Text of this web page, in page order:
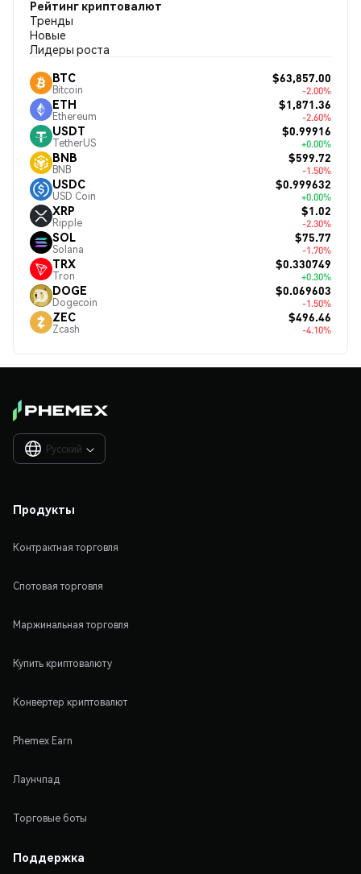
Рейтинг криптовалют
Тренды
Новые
Лидеры роста
BTC
Bitcoin
$63,857.00
-2.00%
ETH
Ethereum
$1,871.36
-2.60%
USDT
TetherUS
$0.99916
+0.00%
BNB
BNB
$599.72
-1.50%
USDC
USD Coin
$0.999632
+0.00%
XRP
Ripple
$1.02
-2.30%
SOL
Solana
$75.77
-1.70%
TRX
Tron
$0.330749
+0.30%
DOGE
Dogecoin
$0.069603
-1.50%
ZEC
Zcash
$496.46
-4.10%
Русский 
Продукты
Контрактная торговля
Спотовая торговля
Маржинальная торговля
Купить криптовалюту
Конвертер криптовалют
Phemex Earn
Лаунчпад
Торговые боты
Поддержка